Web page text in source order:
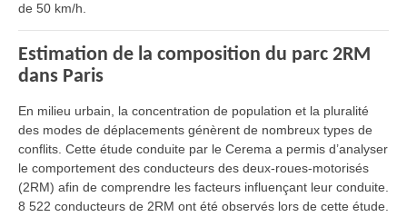
de 50 km/h.
Estimation de la composition du parc 2RM
dans Paris
En milieu urbain, la concentration de population et la pluralité
des modes de déplacements génèrent de nombreux types de
conflits. Cette étude conduite par le Cerema a permis d’analyser
le comportement des conducteurs des deux-roues-motorisés
(2RM) afin de comprendre les facteurs influençant leur conduite.
8 522 conducteurs de 2RM ont été observés lors de cette étude.